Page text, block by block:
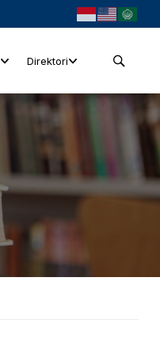
Direktori